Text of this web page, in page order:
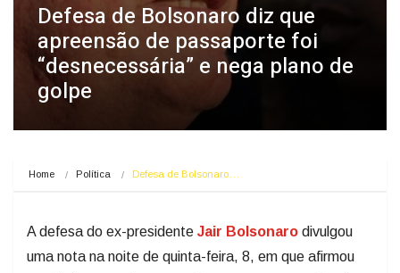
Defesa de Bolsonaro diz que
apreensão de passaporte foi
“desnecessária” e nega plano de
golpe
Home Política Defesa de Bolsonaro…
A defesa do ex-presidente Jair Bolsonaro divulgou
uma nota na noite de quinta-feira, 8, em que afirmou